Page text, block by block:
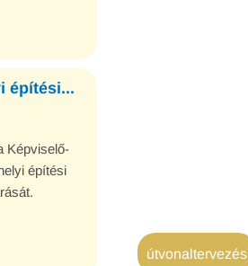
útvonaltervezés
építési...
Képviselő-
építési